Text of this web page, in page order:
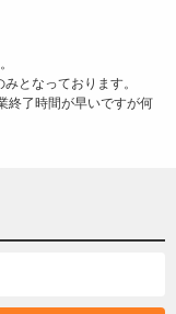
となっております。
終了時間が早いですが何